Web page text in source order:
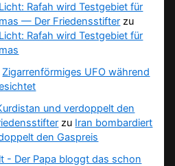
Rafah wird Testgebiet für
— Der Friedensstifter zu
Rafah wird Testgebiet für
Zigarrenförmiges UFO während
und verdoppelt den
zu Iran bombardiert
den Gaspreis
- Der Papa bloggt das schon